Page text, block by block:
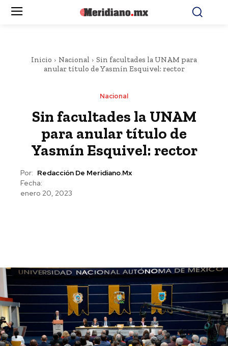
Inicio Nacional
Sin facultades la UNAM para
anular título de Yasmín Esquivel: rector
Nacional
Sin facultades la UNAM
para anular título de
Yasmín Esquivel: rector
Por: Redacción De Meridiano.mx
Fecha:
enero 20, 2023